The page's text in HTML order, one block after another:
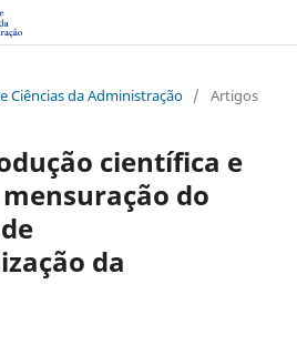
Ciências da Administração / Artigos
científica e
do
da